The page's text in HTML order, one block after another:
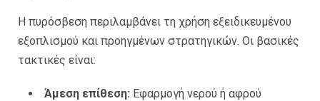
Η πυρόσβεση περιλαμβάνει τη χρήση εξειδικευμένου
εξοπλισμού και προηγμένων στρατηγικών. Οι βασικές
τακτικές είναι:
Άμεση επίθεση: Εφαρμογή νερού ή αφρού